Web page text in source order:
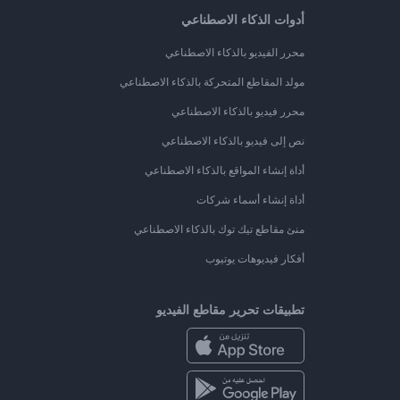
أدوات الذكاء الاصطناعي
محرر الفيديو بالذكاء الاصطناعي
مولد المقاطع المتحركة بالذكاء الاصطناعي
محرر فيديو بالذكاء الاصطناعي
نص إلى فيديو بالذكاء الاصطناعي
أداة إنشاء المواقع بالذكاء الاصطناعي
أداة إنشاء أسماء شركات
منئ مقاطع تيك توك بالذكاء الاصطناعي
أفكار فيديوهات يوتيوب
تطبيقات تحرير مقاطع الفيديو